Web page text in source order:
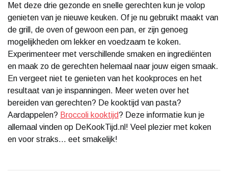
Met deze drie gezonde en snelle gerechten kun je volop
genieten van je nieuwe keuken. Of je nu gebruikt maakt van
de grill, de oven of gewoon een pan, er zijn genoeg
mogelijkheden om lekker en voedzaam te koken.
Experimenteer met verschillende smaken en ingrediënten
en maak zo de gerechten helemaal naar jouw eigen smaak.
En vergeet niet te genieten van het kookproces en het
resultaat van je inspanningen. Meer weten over het
bereiden van gerechten? De kooktijd van pasta?
Aardappelen? Broccoli kooktijd? Deze informatie kun je
allemaal vinden op DeKookTijd.nl! Veel plezier met koken
en voor straks... eet smakelijk!